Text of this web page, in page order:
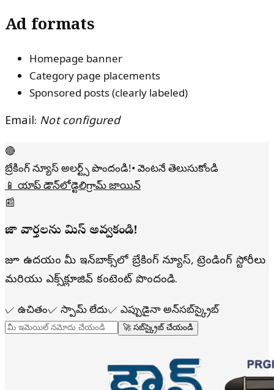
Ad formats
Homepage banner
Category page placements
Sponsored posts (clearly labeled)
Email: Not configured
🔴
బ్రేకింగ్ న్యూస్ అలర్ట్స్ పొందండి!• వెంటనే తెలుసుకోండి
📱 యాప్ డౌన్‌లోడ్టెలిగ్రామ్ జాయిన్
📰
తాజా వార్తలను మిస్ అవ్వకండి!
రోజూ ఉదయం మీ ఇన్‌బాక్స్‌లో బ్రేకింగ్ న్యూస్, ట్రెండింగ్ స్టోరీలు
మరియు ఎక్స్‌క్లూజివ్ కంటెంట్ పొందండి.
✓ ఉచితం✓ స్పామ్ లేదు✓ ఎప్పుడైనా అన్‌సబ్‌స్క్రైబ్
🚀 సబ్‌స్క్రైబ్ చేయండి